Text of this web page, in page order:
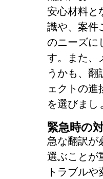
安心材料と
識や、案件
のニーズに
す。また、
うかも、翻
ェクトの
を選びまし
緊急時の
急な翻訳が
選ぶことが
トラブル